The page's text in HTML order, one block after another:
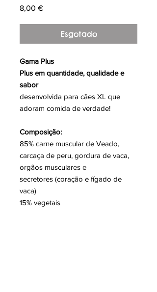
8,00 €Preço
Esgotado
Gama Plus
Plus em quantidade, qualidade e
sabor
desenvolvida para cães XL que
adoram comida de verdade!
Composição:
85% carne muscular de Veado,
carcaça de peru, gordura de vaca,
orgãos musculares e
secretores (coração e fígado de
vaca)
15% vegetais